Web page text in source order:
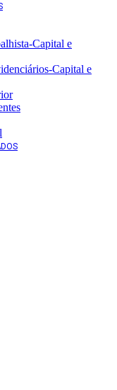
Capital e
Capital e